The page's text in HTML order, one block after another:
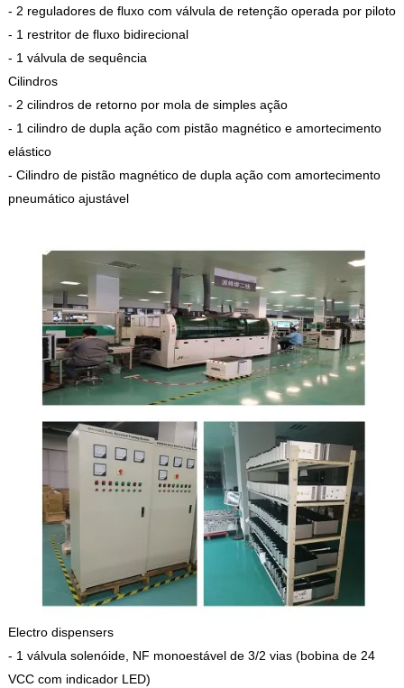
- 2 reguladores de fluxo com válvula de retenção operada por piloto
- 1 restritor de fluxo bidirecional
- 1 válvula de sequência
Cilindros
- 2 cilindros de retorno por mola de simples ação
- 1 cilindro de dupla ação com pistão magnético e amortecimento
elástico
- Cilindro de pistão magnético de dupla ação com amortecimento
pneumático ajustável
Electro dispensers
- 1 válvula solenóide, NF monoestável de 3/2 vias (bobina de 24
VCC com indicador LED)